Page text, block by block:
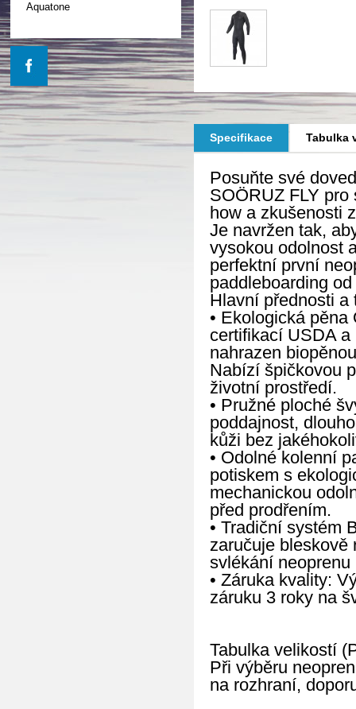
Aquatone
Specifikace Tabulka
Posuňte své
SOÖRUZ FLY
how a zkušenosti
Je navržen tak,
vysokou odolnost
perfektní první
paddleboarding
Hlavní přednosti a
• Ekologická
certifikací USDA
nahrazen
Nabízí špičkovou
životní prostředí.
• Pružné ploché
poddajnost,
kůži bez
• Odolné kolenní
potiskem s
mechanickou
před prodřením.
• Tradiční systém
zaručuje bleskově
svlékání
• Záruka kvality:
záruku 3 roky na
Tabulka velikostí
Při výběru
na rozhraní,